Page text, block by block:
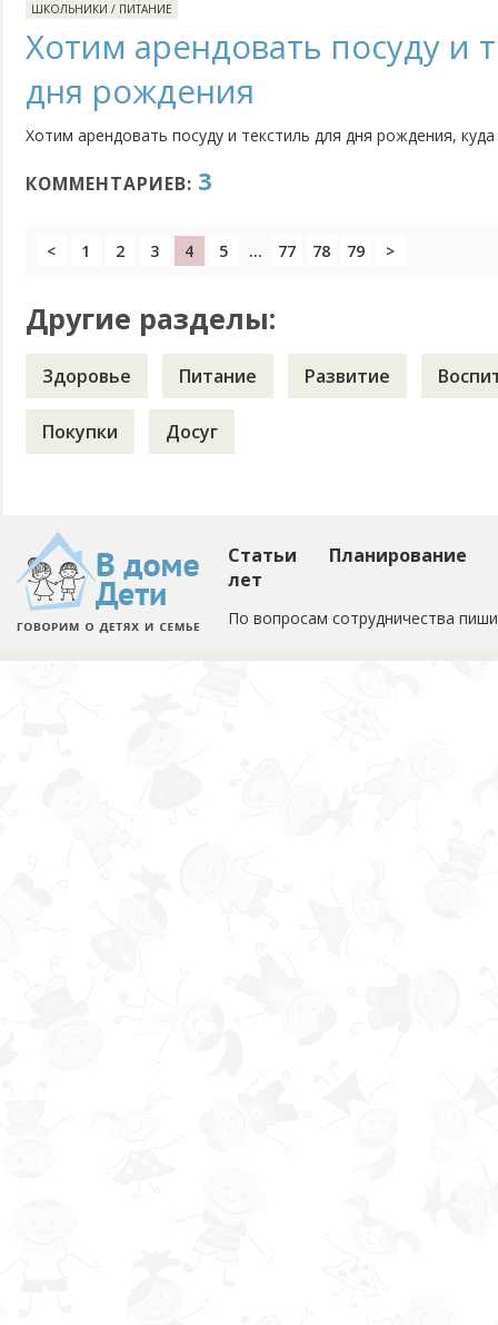
ШКОЛЬНИКИ / ПИТАНИЕ
Хотим арендовать посуду и
дня рождения
Хотим арендовать посуду и текстиль для дня рождения,
КОММЕНТАРИЕВ: 3
< 1 2 3 4 5 ... 77 78 79 >
Другие разделы:
Здоровье Питание Развитие
Покупки Досуг
Статьи
Планирование
лет
По вопросам сотрудничества